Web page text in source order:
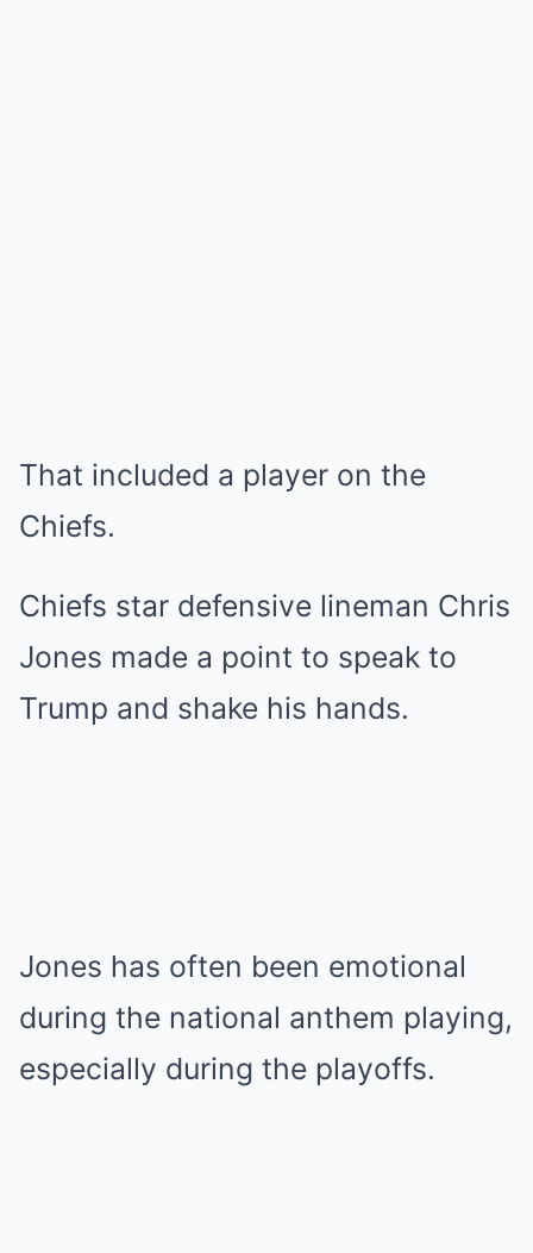
That included a player on the
Chiefs.
Chiefs star defensive lineman Chris
Jones made a point to speak to
Trump and shake his hands.
Jones has often been emotional
during the national anthem playing,
especially during the playoffs.